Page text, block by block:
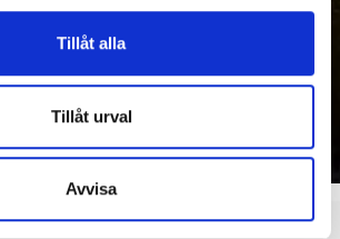
Tillåt alla
Tillåt urval
Avvisa